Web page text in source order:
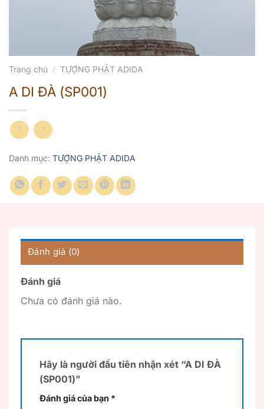
Trang chủ / TƯỢNG PHẬT ADIDA
A DI ĐÀ (SP001)
Danh mục: TƯỢNG PHẬT ADIDA
Đánh giá (0)
Đánh giá
Chưa có đánh giá nào.
Hãy là người đầu tiên nhận xét “A DI ĐÀ
(SP001)”
Đánh giá của bạn *